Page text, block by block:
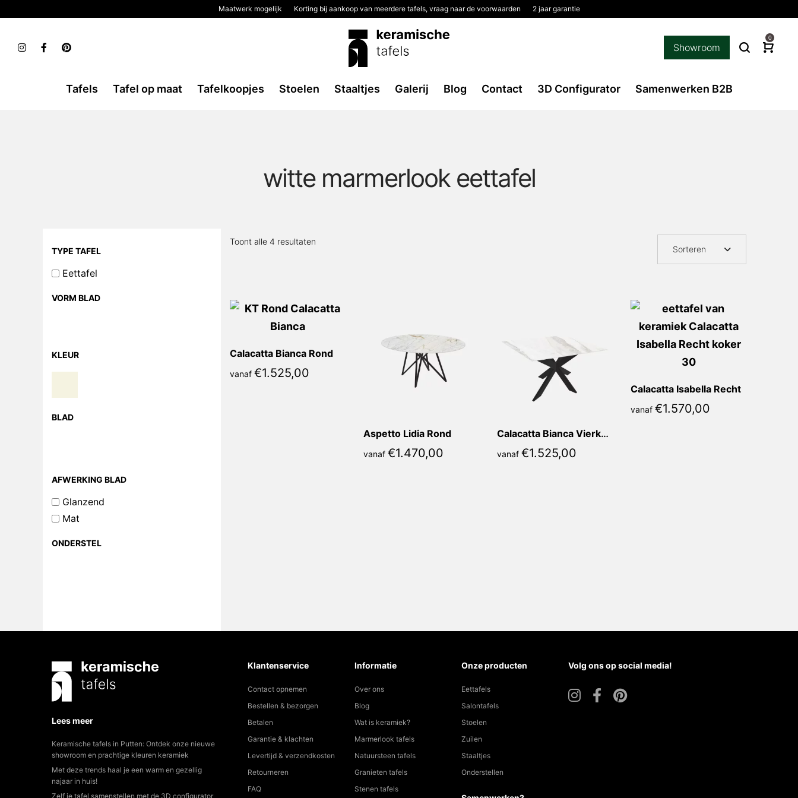
Maatwerk mogelijk Korting bij aankoop van meerdere tafels, vraag naar de voorwaarden 2 jaar garantie
Showroom
0
Tafels Tafel op maat Tafelkoopjes Stoelen Staaltjes Galerij Blog Contact 3D Configurator Samenwerken B2B
witte marmerlook eettafel
Toont alle 4 resultaten
Sorteren
Calacatta Bianca Rond
vanaf €1.525,00
Aspetto Lidia Rond
vanaf €1.470,00
Calacatta Bianca Vierkant
vanaf €1.525,00
Calacatta Isabella Recht
vanaf €1.570,00
TYPE TAFEL
Eettafel
VORM BLAD
KLEUR
BLAD
AFWERKING BLAD
Glanzend
Mat
ONDERSTEL
Lees meer
Keramische tafels in Putten: Ontdek onze nieuwe
showroom en prachtige kleuren keramiek
Met deze trends haal je een warm en gezellig
najaar in huis!
Zelf je tafel samenstellen met de 3D configurator
Klantenservice
Contact opnemen
Bestellen & bezorgen
Betalen
Garantie & klachten
Levertijd & verzendkosten
Retourneren
FAQ
Informatie
Over ons
Blog
Wat is keramiek?
Marmerlook tafels
Natuursteen tafels
Granieten tafels
Stenen tafels
Onze producten
Eettafels
Salontafels
Stoelen
Zuilen
Staaltjes
Onderstellen
Volg ons op social media!